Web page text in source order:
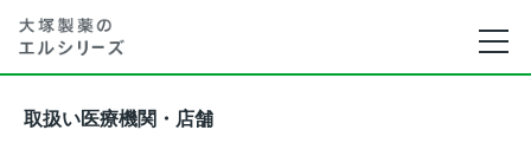
取扱い医療機関・店舗